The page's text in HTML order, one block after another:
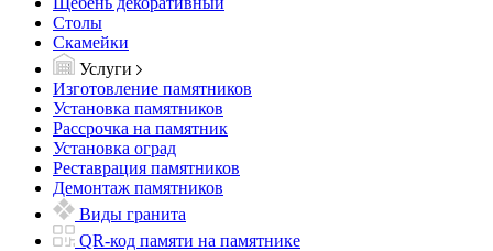
Столы
Скамейки
Услуги
Изготовление памятников
Установка памятников
Рассрочка на памятник
Установка оград
Реставрация памятников
Демонтаж памятников
Виды гранита
QR-код памяти на памятнике